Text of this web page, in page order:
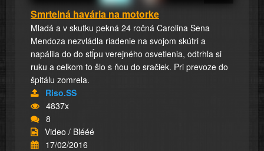
Smrtelná havária na motorke
Mladá a v skutku pekná 24 ročná Carolina Sena
Mendoza nezvládla riadenie na svojom skútri a
napálila do do stĺpu verejného osvetlenia, odtrhla si
ruku a celkom to šlo s ňou do sračiek. Pri prevoze do
špitálu zomrela.
Riso.SS
4837x
8
Video / Blééé
17/02/2016